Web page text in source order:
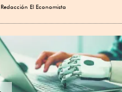
Redacción El Economista